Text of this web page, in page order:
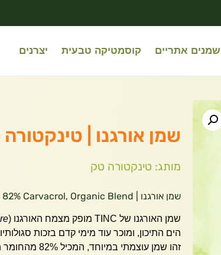
שמנים אתריים קוסמטיקה טבעית יצרנים
שמן אורגנו | טינקטורה טק |
מותג: טינקטורה טק
שמן אורגנו | TINC Oregano Oil 50 ml – 82% Carvacrol, Organic Blend
שמן האורגנו של TINC מופק מצמח האורגנו (
הים התיכון, ומוכר עוד מימי קדם בזכות